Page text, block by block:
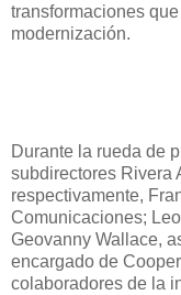
transformaciones
modernización.
Durante la rueda de
subdirectores Rivera
respectivamente,
Comunicaciones;
Geovanny Wallace,
encargado de
colaboradores de la